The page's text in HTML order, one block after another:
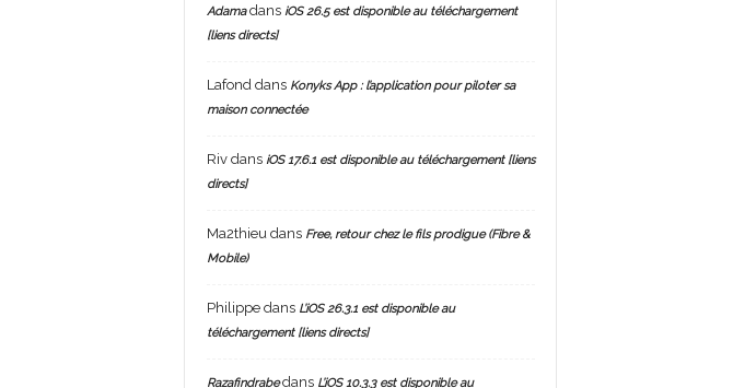
Adamadans iOS 26.5 est disponible au téléchargement
[liens directs]
Lafond dans Konyks App : l’application pour piloter sa
maison connectée
Rivdans iOS 17.6.1 est disponible au téléchargement [liens
directs]
Ma2thieu dans Free, retour chez le fils prodigue (Fibre &
Mobile)
Philippedans L’iOS 26.3.1 est disponible au
téléchargement [liens directs]
Razafindrabedans L’iOS 10.3.3 est disponible au